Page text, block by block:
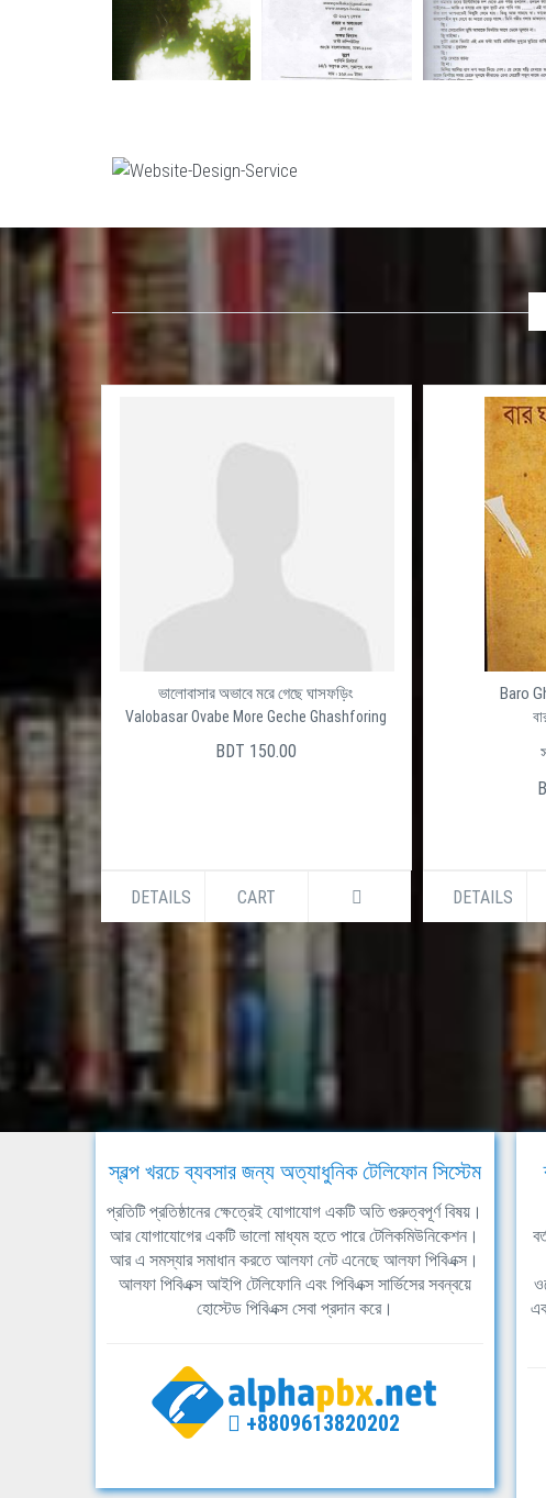
ভালোবাসার অভাবে মরে গেছে ঘাসফড়িং
Valobasar Ovabe More Geche Ghashforing
BDT 150.00
DETAILS CART
Baro
DETAILS
স্বল্প খরচে ব্যবসার জন্য অত্যাধুনিক টেলিফোন সিস্টেম
প্রতিটি প্রতিষ্ঠানের ক্ষেত্রেই যোগাযোগ একটি অতি গুরুত্বপূর্ণ বিষয়।
আর যোগাযোগের একটি ভালো মাধ্যম হতে পারে টেলিকমিউনিকেশন।
আর এ সমস্যার সমাধান করতে আলফা নেট এনেছে আলফা পিবিএক্স।
আলফা পিবিএক্স আইপি টেলিফোনি এবং পিবিএক্স সার্ভিসের সবন্বয়ে
হোস্টেড পিবিএক্স সেবা প্রদান করে।
+8809613820202